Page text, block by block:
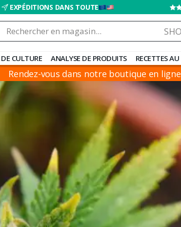
EXPÉDITIONS DANS TOUTE
:
CULTURE ANALYSE DE PRODUITS RECETTES
Rendez-vous dans notre boutique en ligne